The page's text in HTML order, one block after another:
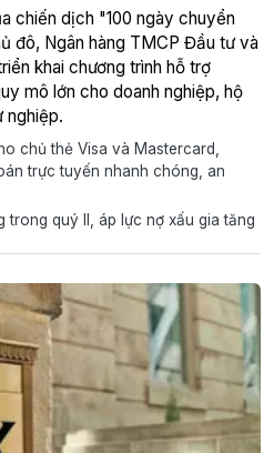
chiến dịch "100 ngày chuyển
đô, Ngân hàng TMCP Đầu tư và
khai chương trình hỗ trợ
mô lớn cho doanh nghiệp, hộ
nghiệp.
chủ thẻ Visa và Mastercard,
trực tuyến nhanh chóng, an
trong quý II, áp lực nợ xấu gia tăng